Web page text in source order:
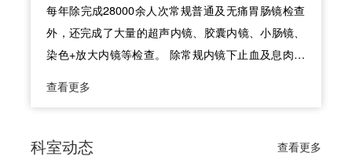
每年除完成28000余人次常规普通及无痛胃肠镜检查
外，还完成了大量的超声内镜、胶囊内镜、小肠镜、
染色+放大内镜等检查。 除常规内镜下止血及息肉切
有：内镜下消化道狭窄扩张术及支架置入术、食管胃
疗、内镜下化学及电子染色术、内镜下NBI+放大术、
查看更多
科室动态 查看更多